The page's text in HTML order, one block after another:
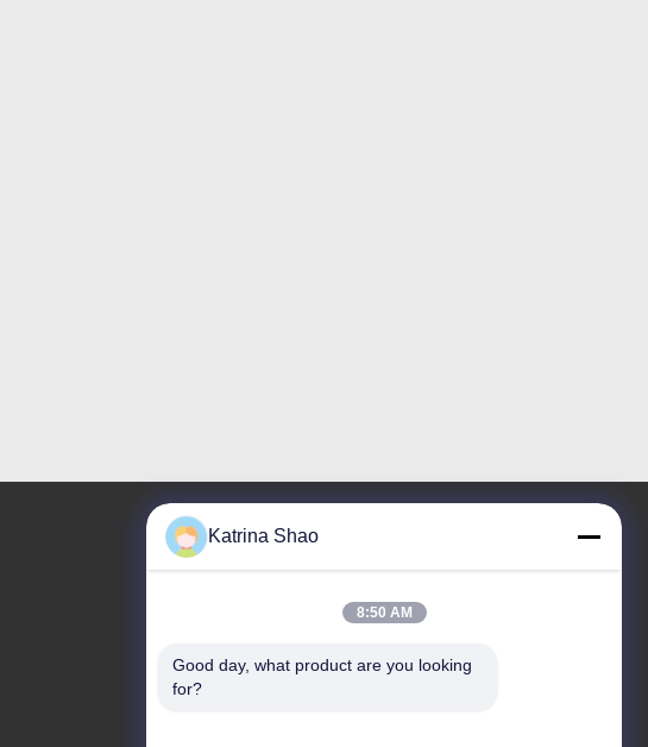
No. 102, Edifício No. 3, Rua Qiaotouwei, Vila
Sanshan, Rua Shawan, Distrito de Panyu, Cidade
Katrina Shao
8:50 AM
Good day, what product are you looking
for?